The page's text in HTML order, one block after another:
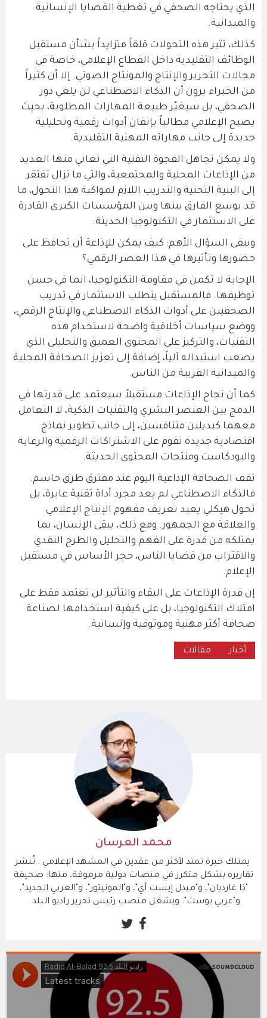
الذي يحتاجه الصحفي في تغطية القضايا الإنسانية
والميدانية.
كذلك، تثير هذه التحولات قلقاً متزايداً بشأن مستقبل
الوظائف التقليدية داخل القطاع الإعلامي، خاصة في
مجالات التحرير والإنتاج والمونتاج الصوتي. إلا أن كثيراً
من الخبراء يرون أن الذكاء الاصطناعي لن يلغي دور
الصحفي، بل سيغيّر طبيعة المهارات المطلوبة، بحيث
يصبح الإعلامي مطالباً بإتقان أدوات رقمية وتحليلية
جديدة إلى جانب مهاراته المهنية التقليدية.
ولا يمكن تجاهل الفجوة التقنية التي تعاني منها العديد
من الإذاعات المحلية والمجتمعية، والتي ما تزال تفتقر
إلى البنية التحتية والتدريب اللازم لمواكبة هذا التحول، ما
قد يوسع الفارق بينها وبين المؤسسات الكبرى القادرة
على الاستثمار في التكنولوجيا الحديثة.
ويبقى السؤال الأهم: كيف يمكن للإذاعة أن تحافظ على
حضورها وتأثيرها في هذا العصر الرقمي؟
الإجابة لا تكمن في مقاومة التكنولوجيا، انما في حسن
توظيفها. فالمستقبل يتطلب الاستثمار في تدريب
الصحفيين على أدوات الذكاء الاصطناعي والإنتاج الرقمي،
ووضع سياسات أخلاقية واضحة لاستخدام هذه
التقنيات، والتركيز على المحتوى العميق والتحليلي الذي
يصعب استبداله آلياً، إضافة إلى تعزيز الصحافة المحلية
والميدانية القريبة من الناس.
كما أن نجاح الإذاعات مستقبلاً سيعتمد على قدرتها في
الدمج بين العنصر البشري والتقنيات الذكية، لا التعامل
معهما كبديلين متنافسين، إلى جانب تطوير نماذج
اقتصادية جديدة تقوم على الاشتراكات الرقمية والرعاية
والبودكاست ومنتجات المحتوى الحديثة.
تقف الصحافة الإذاعية اليوم عند مفترق طرق حاسم.
فالذكاء الاصطناعي لم يعد مجرد أداة تقنية عابرة، بل
تحول هيكلي يعيد تعريف مفهوم الإنتاج الإعلامي
والعلاقة مع الجمهور. ومع ذلك، يبقى الإنسان، بما
يمتلكه من قدرة على الفهم والتحليل والطرح النقدي
والاقتراب من قضايا الناس، حجر الأساس في مستقبل
الإعلام.
إن قدرة الإذاعات على البقاء والتأثير لن تعتمد فقط على
امتلاك التكنولوجيا، بل على كيفية استخدامها لصناعة
صحافة أكثر مهنية وموثوقية وإنسانية.
أخبار مقالات
محمد العرسان
يمتلك خبرة تمتد لأكثر من عقدين في المشهد الإعلامي . ​تُنشر
تقاريره بشكل متكرر في منصات دولية مرموقة، منها: صحيفة
"ذا غارديان"، و"ميدل إيست آي"، و"المونيتور"، و"العربي الجديد"،
و"عربي بوست". ويشغل منصب رئيس تحرير راديو البلد .